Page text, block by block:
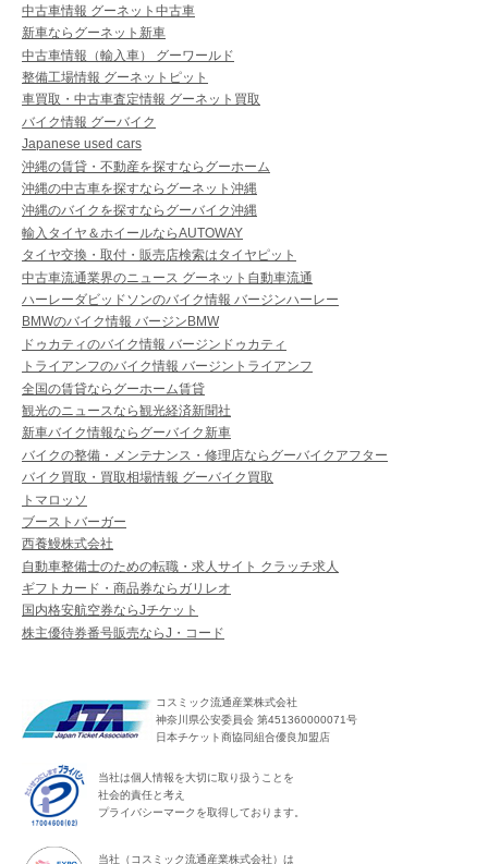
中古車情報 グーネット中古車
新車ならグーネット新車
中古車情報（輸入車） グーワールド
整備工場情報 グーネットピット
車買取・中古車査定情報 グーネット買取
バイク情報 グーバイク
Japanese used cars
沖縄の賃貸・不動産を探すならグーホーム
沖縄の中古車を探すならグーネット沖縄
沖縄のバイクを探すならグーバイク沖縄
輸入タイヤ＆ホイールならAUTOWAY
タイヤ交換・取付・販売店検索はタイヤピット
中古車流通業界のニュース グーネット自動車流通
ハーレーダビッドソンのバイク情報 バージンハーレー
BMWのバイク情報 バージンBMW
ドゥカティのバイク情報 バージンドゥカティ
トライアンフのバイク情報 バージントライアンフ
全国の賃貸ならグーホーム賃貸
観光のニュースなら観光経済新聞社
新車バイク情報ならグーバイク新車
バイクの整備・メンテナンス・修理店ならグーバイクアフター
バイク買取・買取相場情報 グーバイク買取
トマロッソ
ブーストバーガー
西養鰻株式会社
自動車整備士のための転職・求人サイト クラッチ求人
ギフトカード・商品券ならガリレオ
国内格安航空券ならJチケット
株主優待券番号販売ならJ・コード
コスミック流通産業株式会社
神奈川県公安委員会 第451360000071号
日本チケット商協同組合優良加盟店
当社は個人情報を大切に取り扱うことを
社会的責任と考え
プライバシーマークを取得しております。
当社（コスミック流通産業株式会社）は